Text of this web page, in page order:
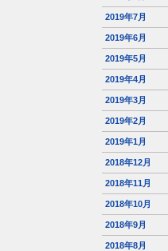
2019年7月
2019年6月
2019年5月
2019年4月
2019年3月
2019年2月
2019年1月
2018年12月
2018年11月
2018年10月
2018年9月
2018年8月